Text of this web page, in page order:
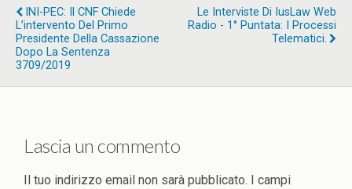
INI-PEC: Il CNF Chiede
L’intervento Del Primo
Presidente Della Cassazione
Dopo La Sentenza
3709/2019
Le Interviste Di IusLaw Web
Radio - 1° Puntata: I Processi
Telematici.
Lascia un commento
Il tuo indirizzo email non sarà pubblicato. I campi